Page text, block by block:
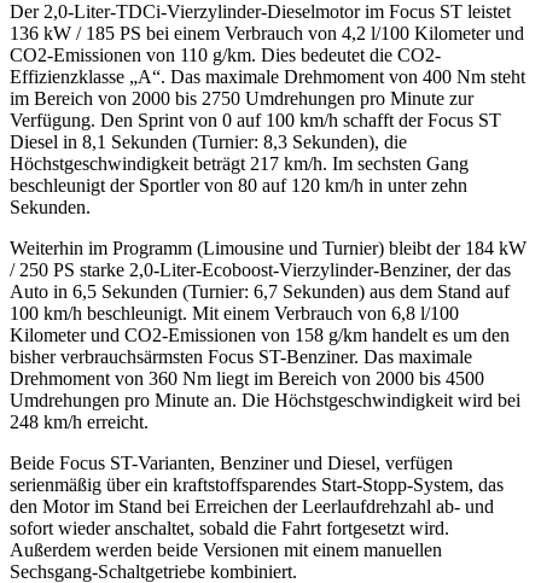
Der 2,0-Liter-TDCi-Vierzylinder-Dieselmotor im Focus ST leistet
136 kW / 185 PS bei einem Verbrauch von 4,2 l/100 Kilometer und
CO2-Emissionen von 110 g/km. Dies bedeutet die CO2-
Effizienzklasse „A“. Das maximale Drehmoment von 400 Nm steht
im Bereich von 2000 bis 2750 Umdrehungen pro Minute zur
Verfügung. Den Sprint von 0 auf 100 km/h schafft der Focus ST
Diesel in 8,1 Sekunden (Turnier: 8,3 Sekunden), die
Höchstgeschwindigkeit beträgt 217 km/h. Im sechsten Gang
beschleunigt der Sportler von 80 auf 120 km/h in unter zehn
Sekunden.
Weiterhin im Programm (Limousine und Turnier) bleibt der 184 kW
/ 250 PS starke 2,0-Liter-Ecoboost-Vierzylinder-Benziner, der das
Auto in 6,5 Sekunden (Turnier: 6,7 Sekunden) aus dem Stand auf
100 km/h beschleunigt. Mit einem Verbrauch von 6,8 l/100
Kilometer und CO2-Emissionen von 158 g/km handelt es um den
bisher verbrauchsärmsten Focus ST-Benziner. Das maximale
Drehmoment von 360 Nm liegt im Bereich von 2000 bis 4500
Umdrehungen pro Minute an. Die Höchstgeschwindigkeit wird bei
248 km/h erreicht.
Beide Focus ST-Varianten, Benziner und Diesel, verfügen
serienmäßig über ein kraftstoffsparendes Start-Stopp-System, das
den Motor im Stand bei Erreichen der Leerlaufdrehzahl ab- und
sofort wieder anschaltet, sobald die Fahrt fortgesetzt wird.
Außerdem werden beide Versionen mit einem manuellen
Sechsgang-Schaltgetriebe kombiniert.